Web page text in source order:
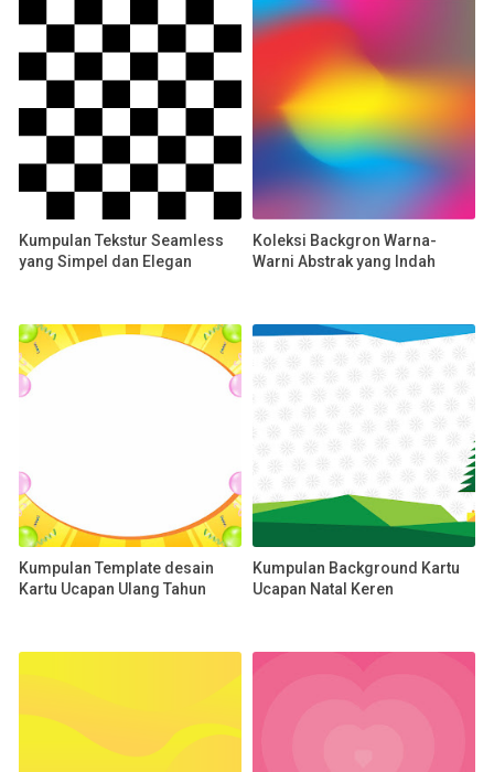
Kumpulan Tekstur Seamless
yang Simpel dan Elegan
Koleksi Backgron Warna-
Warni Abstrak yang Indah
Kumpulan Template desain
Kartu Ucapan Ulang Tahun
Kumpulan Background Kartu
Ucapan Natal Keren